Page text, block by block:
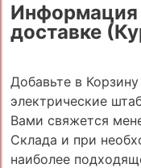
Информация
доставке
Добавьте в
электрические
Вами свяжется
Склада и при
наиболее